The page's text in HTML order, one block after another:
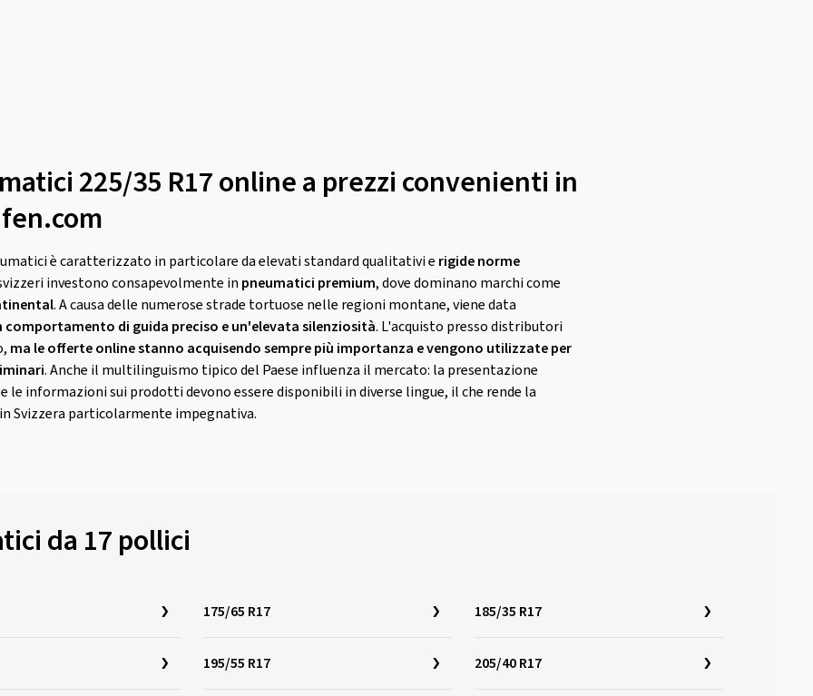
225/35 R17 online a prezzi convenienti in
è caratterizzato in particolare da elevati standard qualitativi e rigide norme
investono consapevolmente in pneumatici premium, dove dominano marchi come
. A causa delle numerose strade tortuose nelle regioni montane, viene data
comportamento di guida preciso e un'elevata silenziosità. L'acquisto presso distributori
ma le offerte online stanno acquisendo sempre più importanza e vengono utilizzate per
. Anche il multilinguismo tipico del Paese influenza il mercato: la presentazione
le informazioni sui prodotti devono essere disponibili in diverse lingue, il che rende la
Svizzera particolarmente impegnativa.
da 17 pollici
175/65 R17 185/35 R17
195/55 R17 205/40 R17